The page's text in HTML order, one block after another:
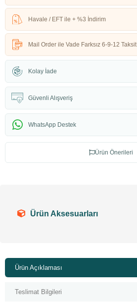
Havale / EFT ile + %3 İndirim
Mail Order ile Vade Farksız 6-9-12 Taksit
Kolay İade
Güvenli Alışveriş
WhatsApp Destek
Ürün Önerileri
Ürün Aksesuarları
Ürün Açıklaması
Teslimat Bilgileri